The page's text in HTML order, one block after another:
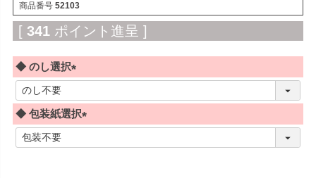
商品番号 52103
[ 341 ポイント進呈 ]
◆ のし選択
必
須
◆ 包装紙選択
必